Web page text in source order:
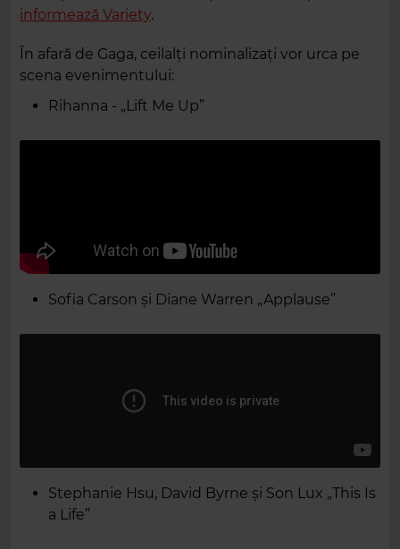
informează Variety.
În afară de Gaga, ceilalți nominalizați vor urca pe
scena evenimentului:
Rihanna - „Lift Me Up”
Sofia Carson și Diane Warren „Applause”
Stephanie Hsu, David Byrne și Son Lux „This Is
a Life”